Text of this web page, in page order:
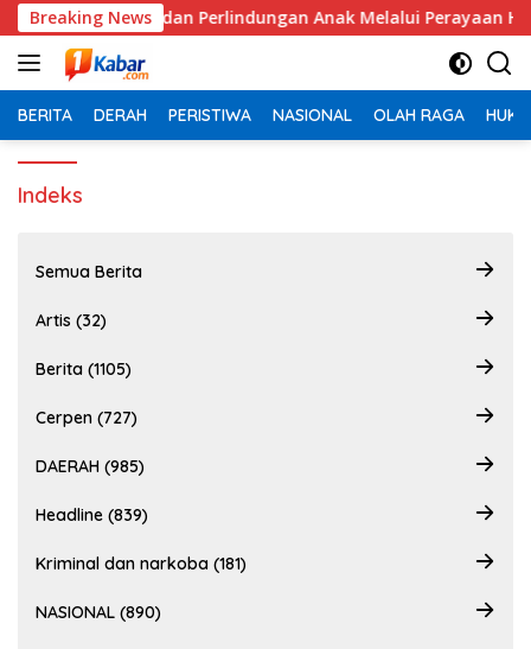
Langsung
ke
konten
Breaking NewsHak dan Perlindungan Anak Melalui Perayaan Hari
BERITA DERAH PERISTIWA NASIONAL OLAH RAGA
Indeks
Semua Berita
Artis (32)
Berita (1105)
Cerpen (727)
DAERAH (985)
Headline (839)
Kriminal dan narkoba (181)
NASIONAL (890)